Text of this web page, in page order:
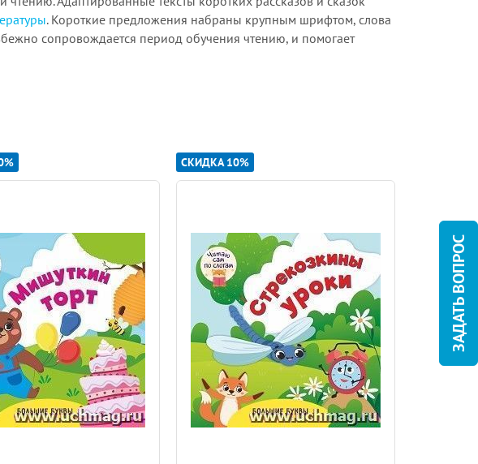
. Короткие предложения набраны крупным шрифтом, слова
сопровождается период обучения чтению, и помогает
СКИДКА 10%
ЗАДАТЬ ВОПРОС